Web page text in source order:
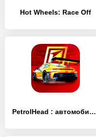
Hot Wheels: Race Off
PetrolHead : автомобили гонки